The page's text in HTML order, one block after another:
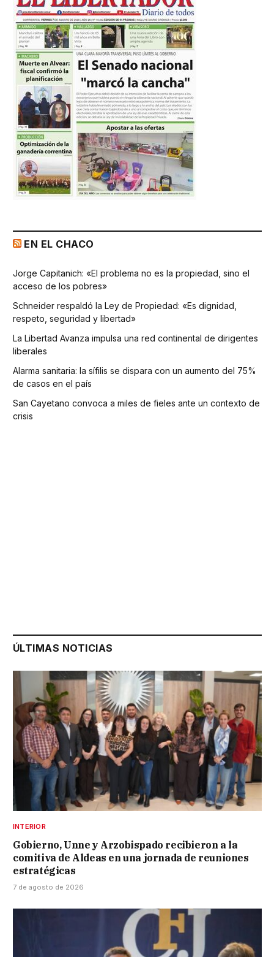
EN EL CHACO
Jorge Capitanich: «El problema no es la propiedad, sino el
acceso de los pobres»
Schneider respaldó la Ley de Propiedad: «Es dignidad,
respeto, seguridad y libertad»
La Libertad Avanza impulsa una red continental de dirigentes
liberales
Alarma sanitaria: la sífilis se dispara con un aumento del 75%
de casos en el país
San Cayetano convoca a miles de fieles ante un contexto de
crisis
ÚLTIMAS NOTICIAS
INTERIOR
Gobierno, Unne y Arzobispado recibieron a la
comitiva de Aldeas en una jornada de reuniones
estratégicas
7 de agosto de 2026